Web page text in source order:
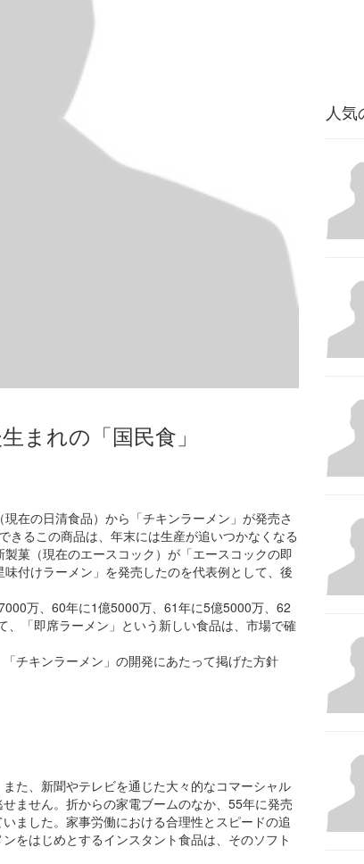
まれの「国民食」
在の日清食品）から「チキンラーメン」が発売さ
るこの商品は、年末には生産が追いつかなくなる
菓（現在のエースコック）が「エースコックの即
付けラーメン」を発売したのを代表例として、後
万、60年に1億5000万、61年に5億5000万、62
「即席ラーメン」という新しい食品は、市場で確
チキンラーメン」の開発にあたって掲げた方針
た、新聞やテレビを通じた大々的なコマーシャル
ません。折からの家電ブームのなか、55年に発売
ました。家事労働における合理性とスピードの追
をはじめとするインスタント食品は、そのソフト
人